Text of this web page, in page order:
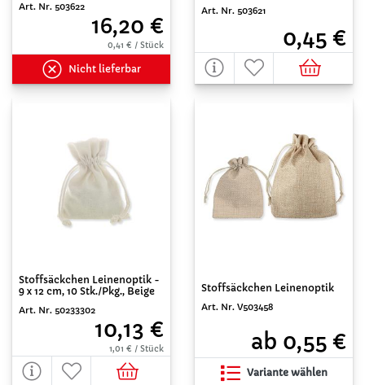
Art. Nr. 503622
16,20 €
0,41 € / Stück
Nicht lieferbar
Art. Nr. 503621
0,45 €
Stoffsäckchen Leinenoptik -
9 x 12 cm, 10 Stk./Pkg., Beige
Art. Nr. 50233302
10,13 €
1,01 € / Stück
Stoffsäckchen Leinenoptik
Art. Nr. V503458
ab 0,55 €
Variante wählen